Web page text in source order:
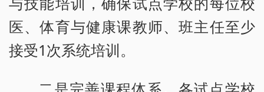
医、体育与健康课教师、班主任至少
接受1次系统培训。